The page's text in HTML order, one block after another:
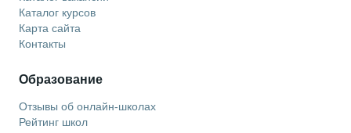
Каталог курсов
Карта сайта
Контакты
Образование
Отзывы об онлайн-школах
Рейтинг школ